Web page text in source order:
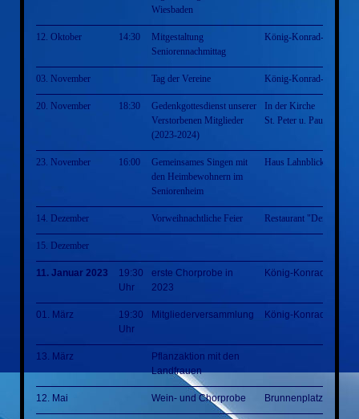
Wiesbaden
12. Oktober 14:30
Mitgestaltung
Seniorennachmittag
König-Konrad-Halle
03. November Tag der Vereine König-Konrad-Halle
20. November 18:30
Gedenkgottesdienst unserer
Verstorbenen Mitglieder
(2023-2024)
In der Kirche
St. Peter u. Paul Villmar
23. November 16:00
Gemeinsames Singen mit
den Heimbewohnern im
Seniorenheim
Haus Lahnblick
14. Dezember Vorweihnachtliche Feier Restaurant "Der
15. Dezember
11. Januar 2023
19:30
Uhr
erste Chorprobe in
2023
König-Konrad-Halle
01. März
19:30
Uhr
Mitgliederversammlung König-Konrad-Halle
13. März
Pflanzaktion mit den
Landfrauen
12. Mai Wein- und Chorprobe Brunnenplatz